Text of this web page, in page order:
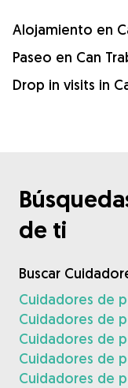
Alojamiento en
Paseo en Can
Drop in visits in
de ti
Buscar
Cuidadores de
Cuidadores de
Cuidadores de
Cuidadores de
Cuidadores de